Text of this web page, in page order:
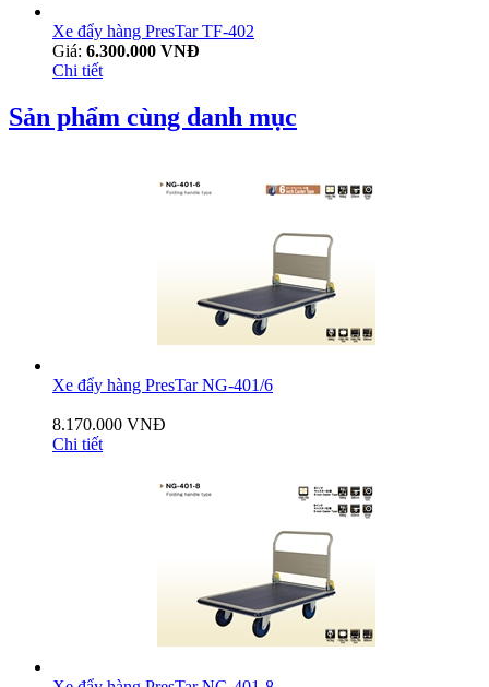
Xe đẩy hàng PresTar TF-402
Giá: 6.300.000 VNĐ
Chi tiết
Sản phẩm cùng danh mục
Xe đẩy hàng PresTar NG-401/6
8.170.000 VNĐ
Chi tiết